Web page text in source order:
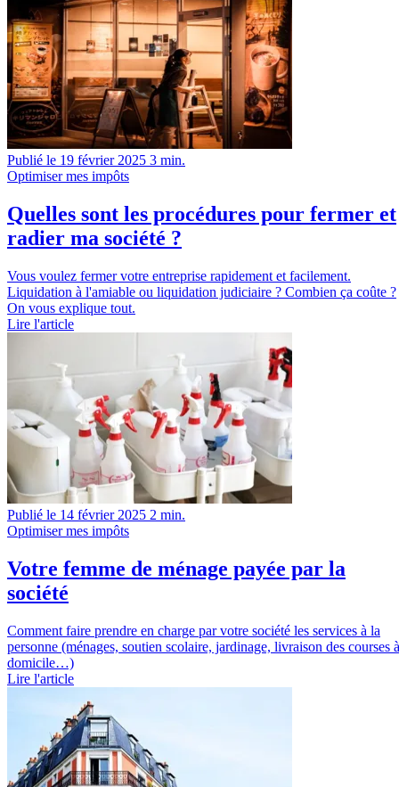
Publié le 19 février 2025 3 min.
Optimiser mes impôts
Quelles sont les procédures pour fermer et
radier ma société ?
Vous voulez fermer votre entreprise rapidement et facilement.
Liquidation à l'amiable ou liquidation judiciaire ? Combien ça coûte ?
On vous explique tout.
Lire l'article
Publié le 14 février 2025 2 min.
Optimiser mes impôts
Votre femme de ménage payée par la
société
Comment faire prendre en charge par votre société les services à la
personne (ménages, soutien scolaire, jardinage, livraison des courses à
domicile…)
Lire l'article